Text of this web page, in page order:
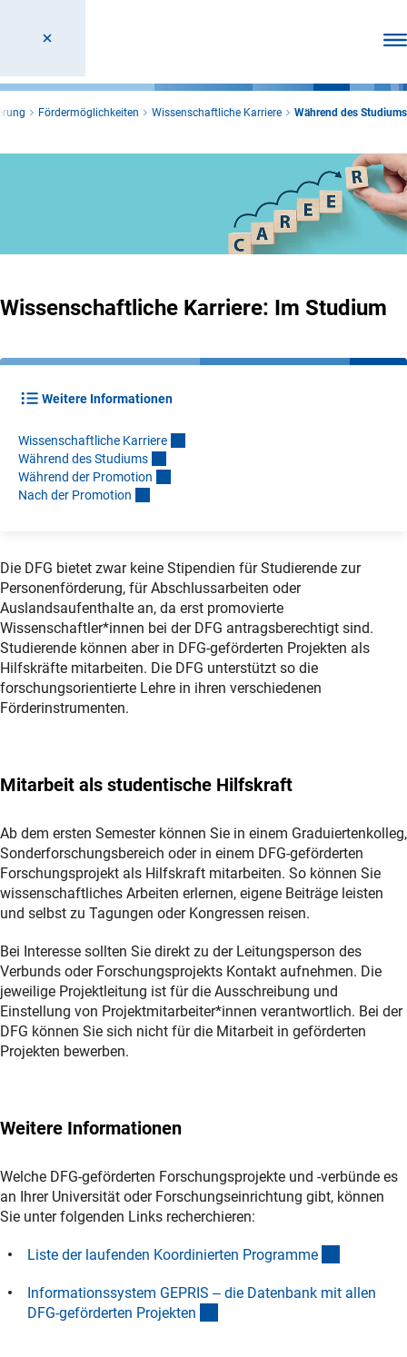
Fördermöglichkeiten Wissenschaftliche Karriere Während des Studiums
Wissenschaftliche Karriere: Im Studium
Weitere Informationen
Wissenschaftliche Karriere
Während des Studiums
Während der Promotion
Nach der Promotion
Die DFG bietet zwar keine Stipendien für Studierende zur
Personenförderung, für Abschlussarbeiten oder
Auslandsaufenthalte an, da erst promovierte
Wissenschaftler*innen bei der DFG antragsberechtigt sind.
Studierende können aber in DFG-geförderten Projekten als
Hilfskräfte mitarbeiten. Die DFG unterstützt so die
forschungsorientierte Lehre in ihren verschiedenen
Förderinstrumenten.
Mitarbeit als studentische Hilfskraft
Ab dem ersten Semester können Sie in einem Graduiertenkolleg,
Sonderforschungsbereich oder in einem DFG-geförderten
Forschungsprojekt als Hilfskraft mitarbeiten. So können Sie
wissenschaftliches Arbeiten erlernen, eigene Beiträge leisten
und selbst zu Tagungen oder Kongressen reisen.
Bei Interesse sollten Sie direkt zu der Leitungsperson des
Verbunds oder Forschungsprojekts Kontakt aufnehmen. Die
jeweilige Projektleitung ist für die Ausschreibung und
Einstellung von Projektmitarbeiter*innen verantwortlich. Bei der
DFG können Sie sich nicht für die Mitarbeit in geförderten
Projekten bewerben.
Weitere Informationen
Welche DFG-geförderten Forschungsprojekte und ‑verbünde es
an Ihrer Universität oder Forschungseinrichtung gibt, können
Sie unter folgenden Links recherchieren:
Liste der laufenden Koordinierten Programme
Informationssystem GEPRIS ‒ die Datenbank mit allen
DFG-geförderten Projekten